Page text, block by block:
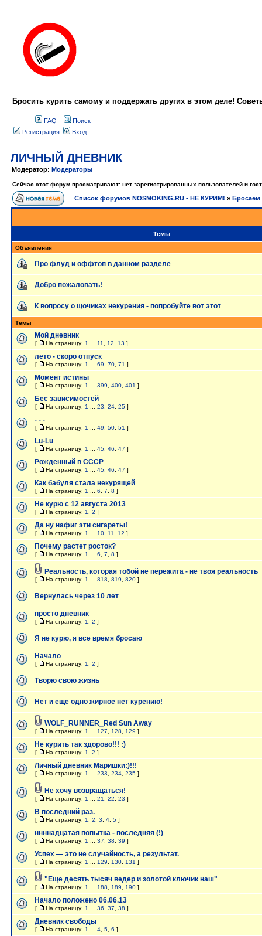
Бросить курить самому и поддержать других в этом деле!
FAQ
Поиск
Регистрация
Вход
ЛИЧНЫЙ ДНЕВНИК
Модератор: Модераторы
Сейчас этот форум просматривают: нет зарегистрированных пользователей и
Список форумов NOSMOKING.RU - НЕ КУРИМ! » Бросаем
Темы
Объявления
Про флуд и оффтоп в данном разделе
Добро пожаловать!
К вопросу о щочиках некурения - попробуйте вот этот
Темы
Мой дневник
[ На страницу: 1 11 12 13 ]
лето - скоро отпуск
[ На страницу: 1 69 70 71 ]
Момент истины
[ На страницу: 1 399 400 401 ]
Бес зависимостей
[ На страницу: 1 23 24 25 ]
- - -
[ На страницу: 1 49 50 51 ]
Lu-Lu
[ На страницу: 1 45 46 47 ]
Рожденный в СССР
[ На страницу: 1 45 46 47 ]
Как бабуля стала некурящей
[ На страницу: 1 6 7 8 ]
Не курю с 12 августа 2013
[ На страницу: 1 2 ]
Да ну нафиг эти сигареты!
[ На страницу: 1 10 11 12 ]
Почему растет росток?
[ На страницу: 1 6 7 8 ]
Реальность, которая тобой не пережита - не твоя реальность
[ На страницу: 1 818 819 820 ]
Вернулась через 10 лет
просто дневник
[ На страницу: 1 2 ]
Я не курю, я все время бросаю
Начало
[ На страницу: 1 2 ]
Творю свою жизнь
Нет и еще одно жирное нет курению!
WOLF_RUNNER_Red Sun Away
[ На страницу: 1 127 128 129 ]
Не курить так здорово!!! :)
[ На страницу: 1 2 ]
Личный дневник Маришки:)!!!
[ На страницу: 1 233 234 235 ]
Не хочу возвращаться!
[ На страницу: 1 21 22 23 ]
В последний раз.
[ На страницу: 1 2 3 4 5 ]
ннннадцатая попытка - последняя (!)
[ На страницу: 1 37 38 39 ]
Успех — это не случайность, а результат.
[ На страницу: 1 129 130 131 ]
"Еще десять тысяч ведер и золотой ключик наш"
[ На страницу: 1 188 189 190 ]
Начало положено 06.06.13
[ На страницу: 1 36 37 38 ]
Дневник свободы
[ На страницу: 1 4 5 6 ]